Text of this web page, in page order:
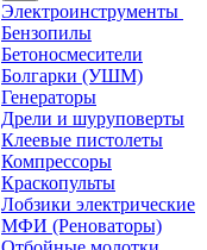
Электроинструменты
Бензопилы
Бетоносмесители
Болгарки (УШМ)
Генераторы
Дрели и шуруповерты
Клеевые пистолеты
Компрессоры
Краскопульты
Лобзики электрические
МФИ (Реноваторы)